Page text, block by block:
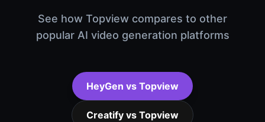
See how Topview compares to other
popular AI video generation platforms
HeyGen vs Topview
Creatify vs Topview